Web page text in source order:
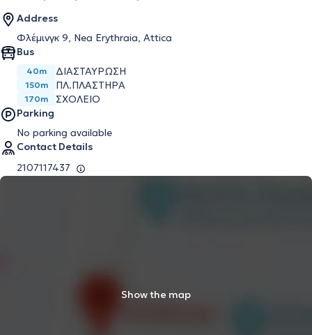
Address
Φλέμινγκ 9, Nea Erythraia, Attica
Bus
40m ΔΙΑΣΤΑΥΡΩΣΗ
150m ΠΛ.ΠΛΑΣΤΗΡΑ
170m
ΣΧΟΛΕΙΟ
Parking
No parking available
Contact Details
2107117437
Show the map